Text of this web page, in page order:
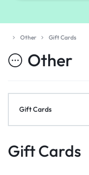
Other Gift Cards
Other
Gift Cards
Gift Cards